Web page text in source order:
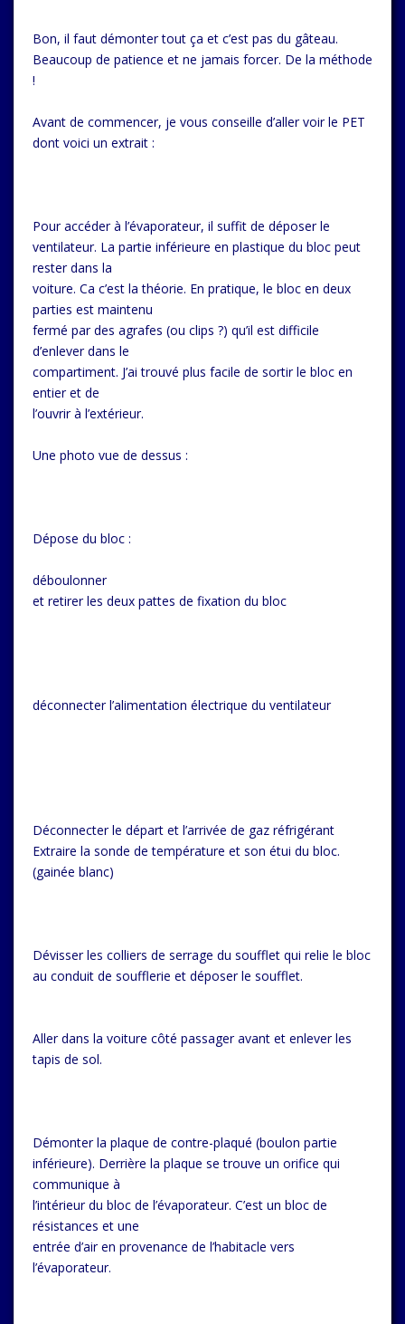
Bon, il faut démonter tout ça et c’est pas du gâteau.
Beaucoup de patience et ne jamais forcer. De la méthode
!
Avant de commencer, je vous conseille d’aller voir le PET
dont voici un extrait :
Pour accéder à l’évaporateur, il suffit de déposer le
ventilateur. La partie inférieure en plastique du bloc peut
rester dans la
voiture. Ca c’est la théorie. En pratique, le bloc en deux
parties est maintenu
fermé par des agrafes (ou clips ?) qu’il est difficile
d’enlever dans le
compartiment. J’ai trouvé plus facile de sortir le bloc en
entier et de
l’ouvrir à l’extérieur.
Une photo vue de dessus :
Dépose du bloc :
déboulonner
et retirer les deux pattes de fixation du bloc
déconnecter l’alimentation électrique du ventilateur
Déconnecter le départ et l’arrivée de gaz réfrigérant
Extraire la sonde de température et son étui du bloc.
(gainée blanc)
Dévisser les colliers de serrage du soufflet qui relie le bloc
au conduit de soufflerie et déposer le soufflet.
Aller dans la voiture côté passager avant et enlever les
tapis de sol.
Démonter la plaque de contre-plaqué (boulon partie
inférieure). Derrière la plaque se trouve un orifice qui
communique à
l’intérieur du bloc de l’évaporateur. C’est un bloc de
résistances et une
entrée d’air en provenance de l’habitacle vers
l’évaporateur.